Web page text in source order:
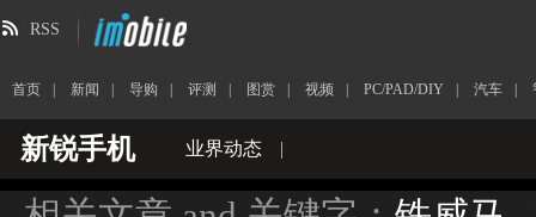
RSS
首页 新闻 导购 评测 图赏 视频 PC/PAD/DIY 汽车
新锐手机 业界动态 |